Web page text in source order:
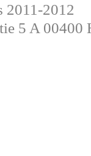
2012
5 A